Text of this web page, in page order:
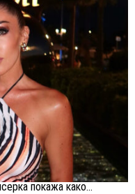
покажа како...